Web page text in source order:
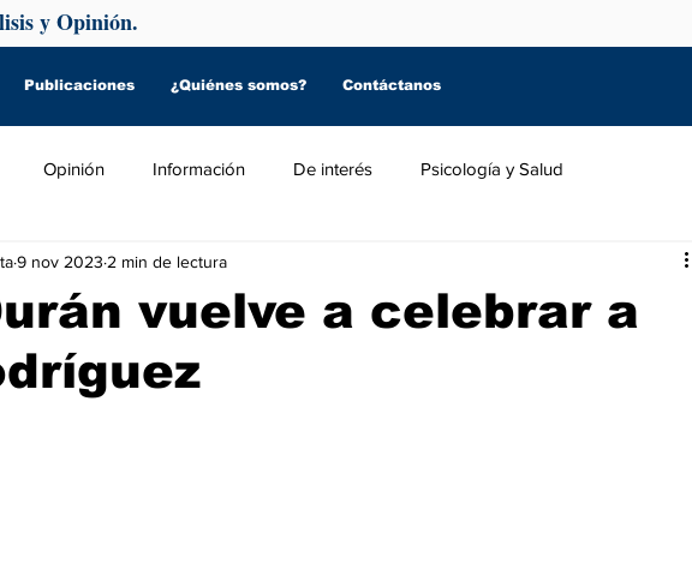
Publicaciones ¿Quiénes somos? Contáctanos
y Opinión.
Opinión Información De interés Psicología y Salud
vuelve a celebrar a
9 nov 2023 2 min de lectura